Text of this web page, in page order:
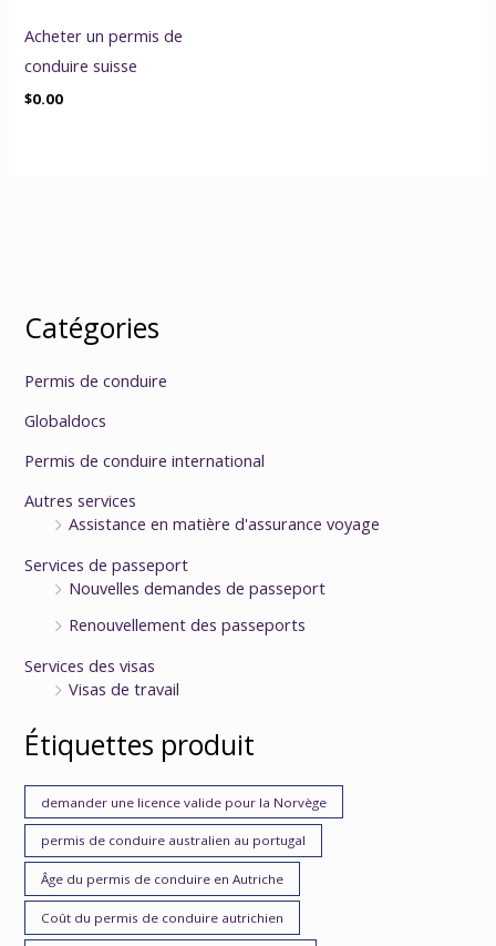
Acheter un permis de
conduire suisse
$0.00
Catégories
Permis de conduire
Globaldocs
Permis de conduire international
Autres services
Assistance en matière d'assurance voyage
Services de passeport
Nouvelles demandes de passeport
Renouvellement des passeports
Services des visas
Visas de travail
Étiquettes produit
demander une licence valide pour la Norvège
permis de conduire australien au portugal
Âge du permis de conduire en Autriche
Coût du permis de conduire autrichien